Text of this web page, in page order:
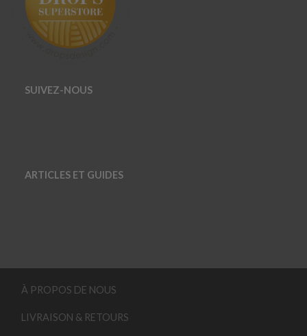
SUIVEZ-NOUS
ARTICLES ET GUIDES
À PROPOS DE NOUS
LIVRAISON & RETOURS